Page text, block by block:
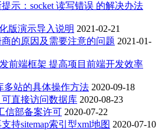
示：socket 读写错误 的解决办法
版演示导入说明 2021-02-21
的原因及需要注意的问题 2021-01-
前端框架 提高项目前端开发效率
多站的具体操作方法 2020-09-18
直接访问数据库 2020-08-23
信部备案许可 2020-07-22
持sitemap索引型xml地图 2020-07-10